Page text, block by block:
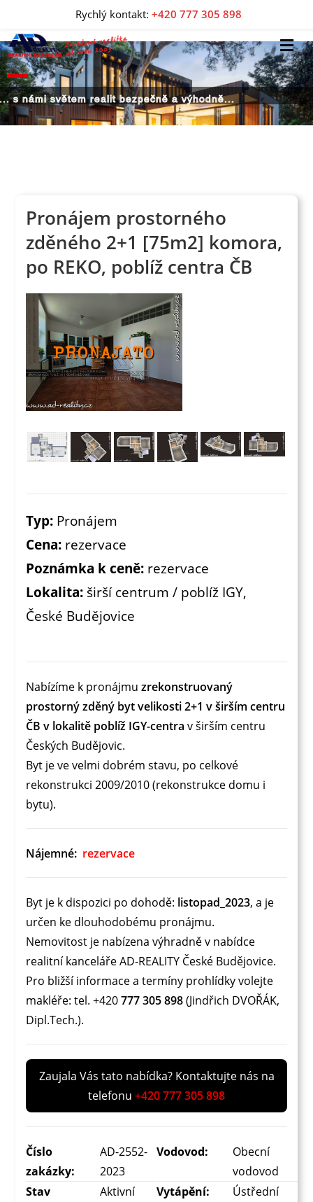
s námi světem realit bezpečně a výhodně...
Pronájem prostorného
zděného 2+1 [75m2] komora,
po REKO, poblíž centra ČB
Typ: Pronájem
Cena: rezervace
Poznámka k ceně: rezervace
Lokalita: širší centrum / poblíž IGY,
České Budějovice
Nabízíme k pronájmuzrekonstruovaný
prostorný zděný byt velikosti 2+1 v širším centru
ČB v lokalitě poblíž IGY-centra v širším centru
Českých Budějovic.
Byt je ve velmi dobrém stavu, po celkové
rekonstrukci 2009/2010 (rekonstrukce domu i
bytu).
Nájemné: rezervace
Byt je k dispozici po dohodě: listopad_2023, a je
určen ke dlouhodobému pronájmu.
Nemovitost je nabízena výhradně v nabídce
realitní kanceláře AD-REALITY České Budějovice.
Pro bližší informace a termíny prohlídky volejte
makléře: tel. +420777 305 898(Jindřich DVOŘÁK,
Dipl.Tech.).
Zaujala Vás tato nabídka? Kontaktujte nás na
telefonu +420 777 305 898
Číslo
zakázky:
AD-2552-
2023
Stav
Aktivní
Vodovod:
Obecní
vodovod
Vytápění:
Ústřední
Rychlý kontakt: +420 777 305 898